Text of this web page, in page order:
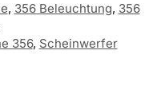
, 356 Beleuchtung, 356
356, Scheinwerfer